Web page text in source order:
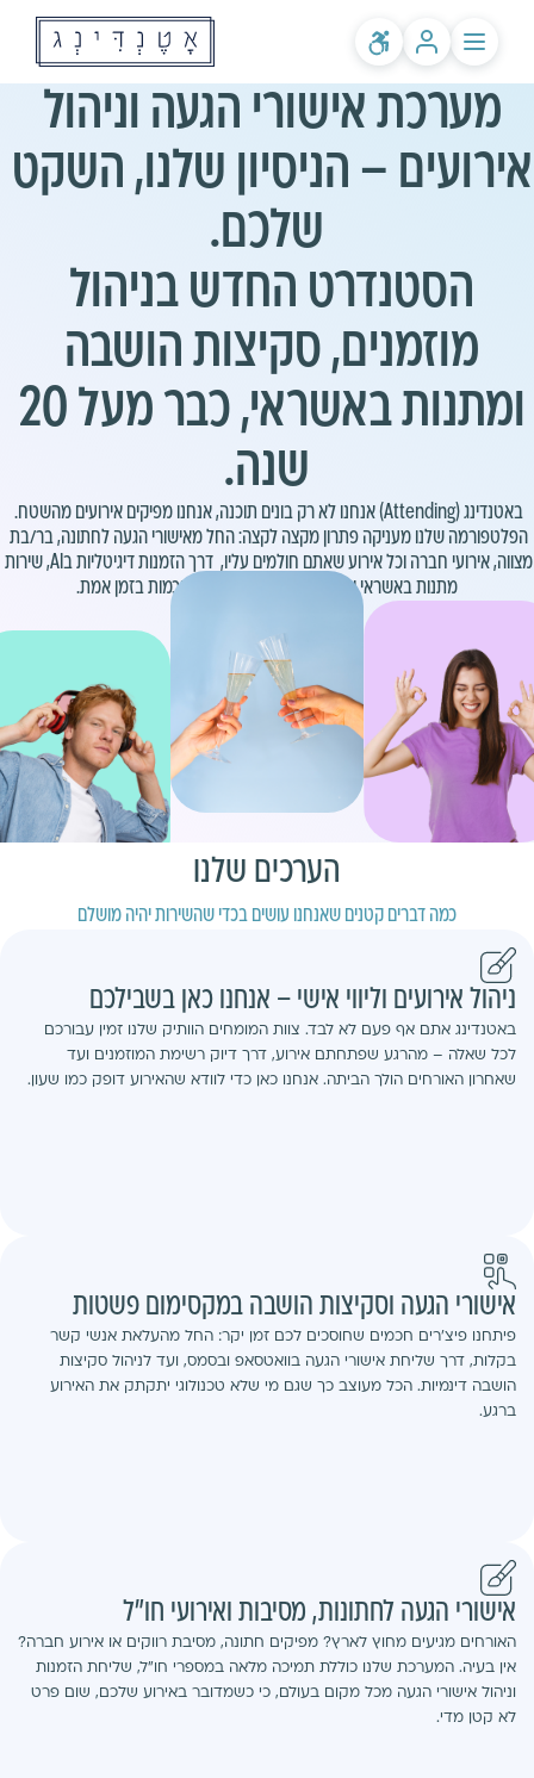
לקוחות קיימים? התחברות
שירותים
אודותינו
מחירים
לאולמות ומפיקים
בלוג
שאלות ותשובות
מערכת אישורי הגעה וניהול
אירועים – הניסיון שלנו, השקט
הסטנדרט החדש בניהול
מוזמנים, סקיצות הושבה
שנה.
באטנדינג (Attending) אנחנו לא רק בונים תוכנה, אנחנו מפיקים אירועים מהשטח.
הפלטפורמה שלנו מעניקה פתרון מקצה לקצה: החל מאישורי הגעה לחתונה, בר/בת
מצווה, אירועי חברה וכל אירוע שאתם חולמים עליו,  דרך הזמנות דיגיטליות בAI, שירות
מתנות באשראי ועד לניהול סקיצות הושבה חכמות בזמן אמת.
הערכים שלנו
כמה דברים קטנים שאנחנו עושים בכדי שהשירות יהיה מושלם
ניהול אירועים וליווי אישי – אנחנו כאן בשבילכם
באטנדינג אתם אף פעם לא לבד. צוות המומחים הוותיק שלנו זמין עבורכם
לכל שאלה – מהרגע שפתחתם אירוע, דרך דיוק רשימת המוזמנים ועד
שאחרון האורחים הולך הביתה. אנחנו כאן כדי לוודא שהאירוע דופק כמו שעון.
אישורי הגעה וסקיצות הושבה במקסימום פשטות
פיתחנו פיצ'רים חכמים שחוסכים לכם זמן יקר: החל מהעלאת אנשי קשר
בקלות, דרך שליחת אישורי הגעה בוואטסאפ ובסמס, ועד לניהול סקיצות
הושבה דינמיות. הכל מעוצב כך שגם מי שלא טכנולוגי יתקתק את האירוע
ברגע.
אישורי הגעה לחתונות, מסיבות ואירועי חו"ל
האורחים מגיעים מחוץ לארץ? מפיקים חתונה, מסיבת רווקים או אירוע חברה?
אין בעיה. המערכת שלנו כוללת תמיכה מלאה במספרי חו"ל, שליחת הזמנות
וניהול אישורי הגעה מכל מקום בעולם, כי כשמדובר באירוע שלכם, שום פרט
לא קטן מדי.